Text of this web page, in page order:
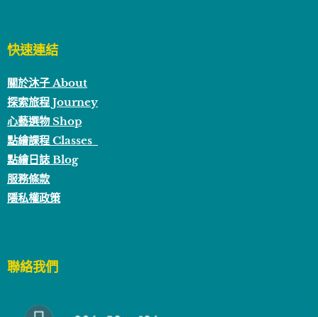
快速連結
關於沐子 About
探索旅程 Journey
心藝選物 Shop
點繪課程 Classes
點繪日誌 Blog
服務條款
隱私權政策
聯絡我們